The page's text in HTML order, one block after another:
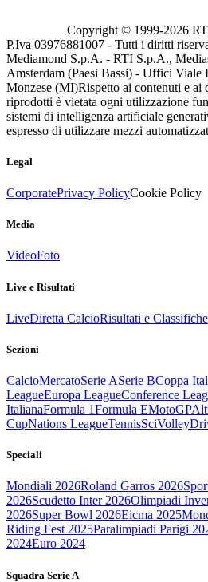
Copyright © 1999-2026
P.Iva 03976881007 - Tutti i diritti
Mediamond S.p.A. - RTI S.p.A.,
Amsterdam (Paesi Bassi) - Uffici Viale
Monzese (MI)Rispetto ai contenuti e ai
riprodotti è vietata ogni utilizzazione
sistemi di intelligenza artificiale
espresso di utilizzare mezzi
Legal
CorporatePrivacy PolicyCookie Policy
Media
VideoFoto
Live e Risultati
LiveDiretta CalcioRisultati e Classifiche
Sezioni
CalcioMercatoSerie ASerie BCoppa
LeagueEuropa LeagueConference
ItalianaFormula 1Formula EMotoGP
CupNations LeagueTennisSciVolley
Speciali
Mondiali 2026Roland Garros 2026
2026Scudetto Inter 2026Olimpiadi
2026Super Bowl 2026Eicma 2025
Riding Fest 2025Paralimpiadi Parigi
2024Euro 2024
Squadra Serie A